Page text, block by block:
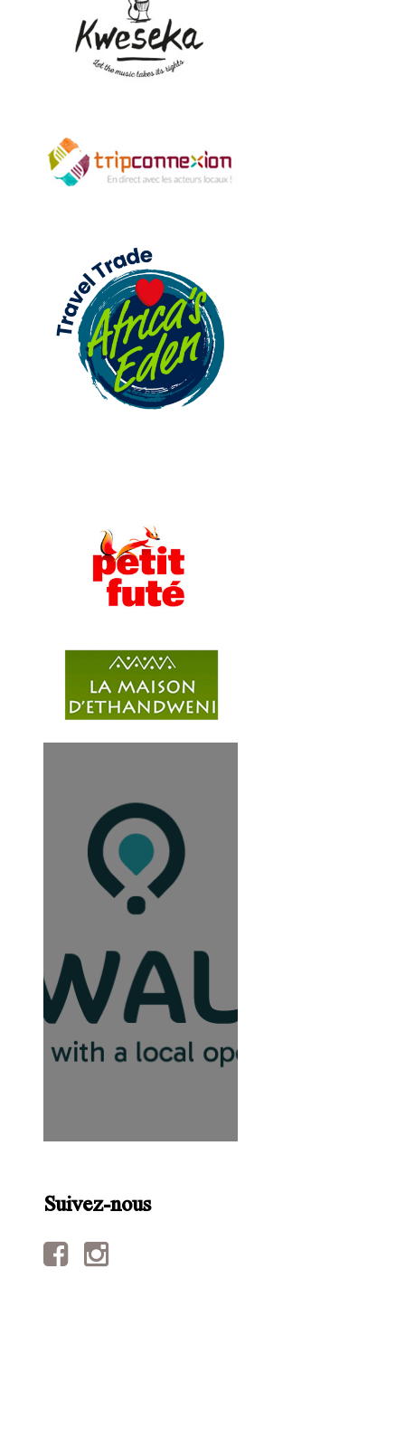
Suivez-nous